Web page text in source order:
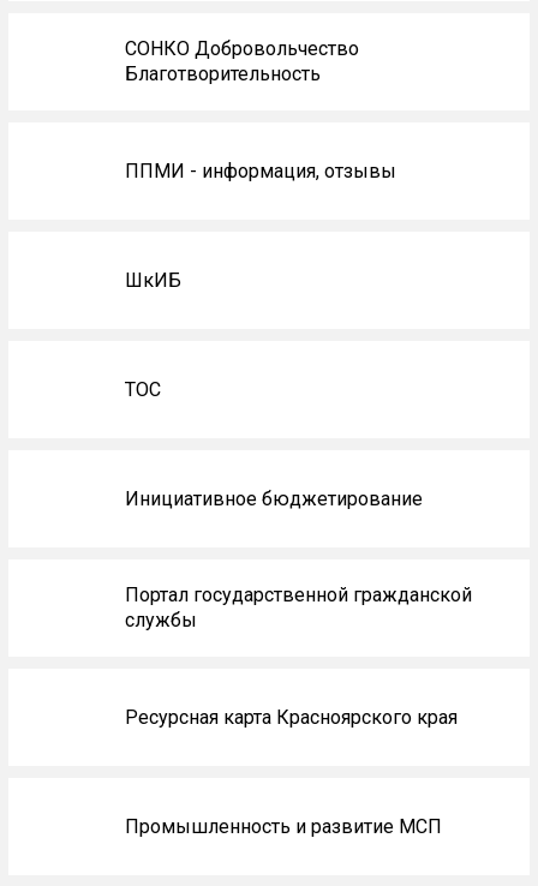
СОНКО Добровольчество
Благотворительность
ППМИ - информация, отзывы
ШкИБ
ТОС
Инициативное бюджетирование
Портал государственной гражданской
службы
Ресурсная карта Красноярского края
Промышленность и развитие МСП